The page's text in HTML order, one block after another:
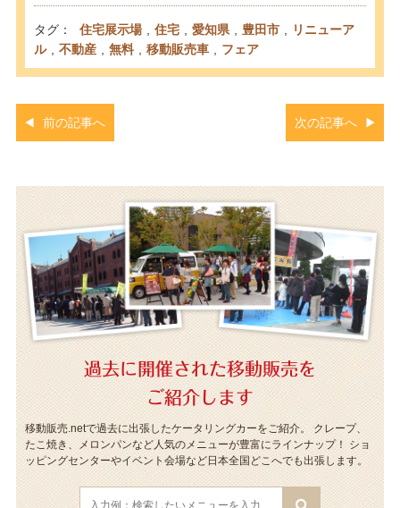
タグ： 住宅展示場 住宅 愛知県 豊田市
リニューア
ル
不動産 無料 移動販売車 フェア
前の記事へ 次の記事へ
過去に開催された移動販売を
ご紹介します
移動販売.netで過去に出張したケータリングカーをご紹介。
クレープ、
たこ焼き、メロンパンなど人気のメニューが豊富にラインナップ！ ショ
ッピングセンターやイベント会場など日本全国どこへでも出張します。